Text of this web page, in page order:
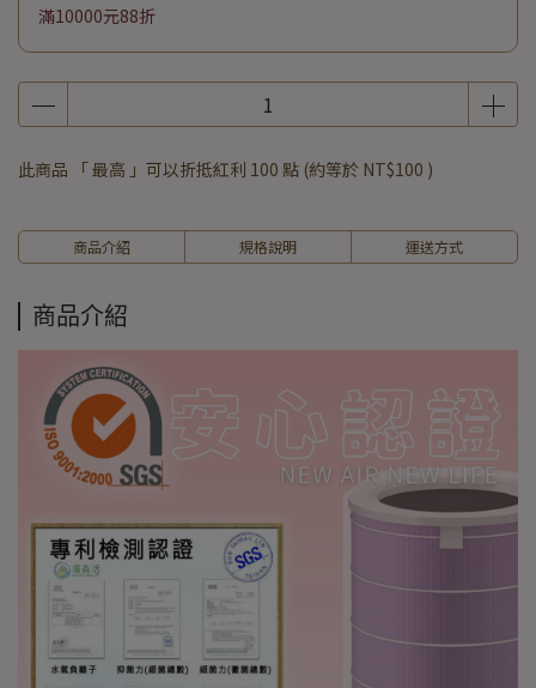
滿10000元88折
此商品 「 最高 」可以折抵紅利 100 點 (約等於 NT$100 )
商品介紹 規格說明 運送方式
商品介紹